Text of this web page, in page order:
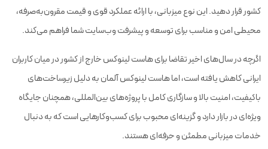
کشور قرار دهید. این نوع میزبانی، با ارائه عملکرد قوی و قیمت مقرون‌به‌صرفه،
محیطی امن و مناسب برای توسعه و پیشرفت وب‌سایت شما فراهم می‌کند.
اگرچه در سال‌های اخیر تقاضا برای هاست لینوکس خارج از کشور در میان کاربران
ایرانی کاهش یافته است، اما هاست لینوکس آلمان به دلیل زیرساخت‌های
باکیفیت، امنیت بالا و سازگاری کامل با پروژه‌های بین‌المللی، همچنان جایگاه
ویژه‌ای در بازار دارد و گزینه‌ای محبوب برای کسب‌وکارهایی است که به دنبال
خدمات میزبانی مطمئن و حرفه‌ای هستند.